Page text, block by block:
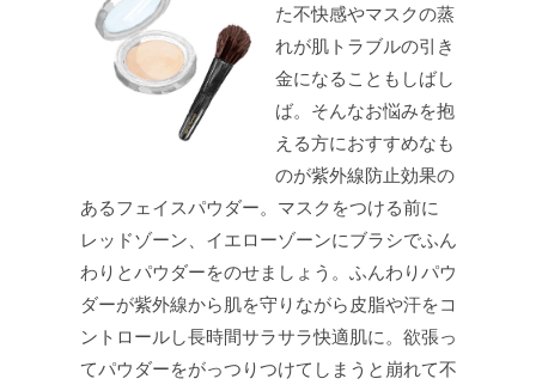
た不快感やマスクの蒸
れが肌トラブルの引き
金になることもしばし
ば。そんなお悩みを抱
える方におすすめなも
のが紫外線防止効果の
あるフェイスパウダー。マスクをつける前に
レッドゾーン、イエローゾーンにブラシでふん
わりとパウダーをのせましょう。ふんわりパウ
ダーが紫外線から肌を守りながら皮脂や汗をコ
ントロールし長時間サラサラ快適肌に。欲張っ
てパウダーをがっつりつけてしまうと崩れて不